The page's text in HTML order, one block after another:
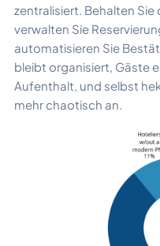
zentralisiert. Behalten Sie
verwalten Sie
automatisieren Sie
bleibt organisiert, Gäste
Aufenthalt, und selbst
mehr chaotisch an.